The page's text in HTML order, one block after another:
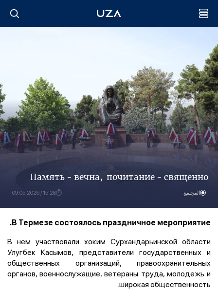
Память - вечна, почитание - священно
المجتمع 15:28 / 09.05.2026
В Термезе состоялось праздничное мероприятие.
В нем участвовали хоким Сурхандарьинской области
Улугбек Касымов, представители государственных и
общественных организаций, правоохранительных
органов, военнослужащие, ветераны труда, молодежь и
широкая общественность.